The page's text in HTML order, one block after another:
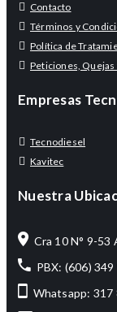
Contacto
Términos y
Política de
Peticiones, Quejas
Empresas
Tecnodiesel
Kavitec
Nuestra
Cra 10 N° 9-53
PBX: (606)
Whatsapp: 317